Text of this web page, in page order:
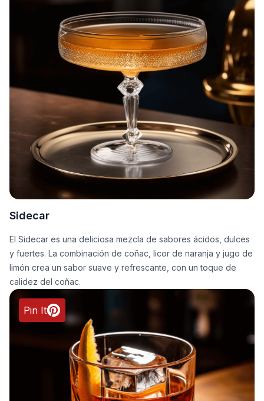
Sidecar
El Sidecar es una deliciosa mezcla de sabores ácidos, dulces
y fuertes. La combinación de coñac, licor de naranja y jugo de
limón crea un sabor suave y refrescante, con un toque de
calidez del coñac.
Pin It